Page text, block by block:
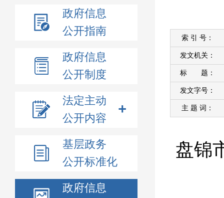
政府信息
公开指南
政府信息
公开制度
法定主动
公开内容
基层政务
公开标准化
政府信息
索 引 号：
发文机关：
标 题：
发文字号：
主 题 词：
盘锦